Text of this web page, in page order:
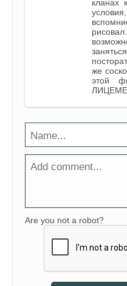
кланах
же
этой
Are you not a robot?